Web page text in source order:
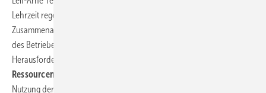
Lehrzeit regelmäßig mit Daikin-Produkten und hat die
Zusammenarbeit mit Daikin in den letzten Jahren seit der Übernahme
des Betriebes erfolgreich ausgebaut. Für ihn lag die besondere
Herausforderung des Projekts in der geforderten
Ressourceneffizienz
Nutzung der Abwärme im Schwimmbad (